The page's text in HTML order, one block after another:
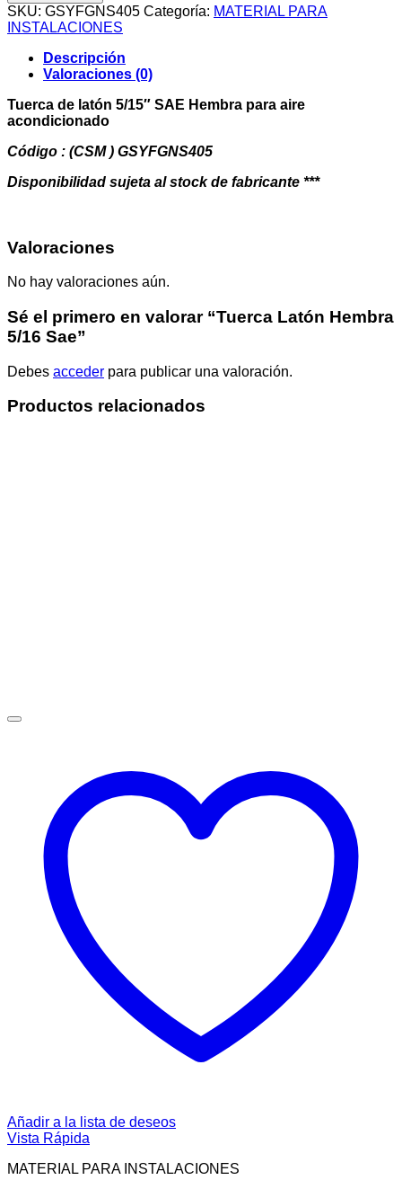
Hembra
5/16
Sae
cantidad
SKU: GSYFGNS405 Categoría: MATERIAL PARA
INSTALACIONES
Descripción
Valoraciones (0)
Tuerca de latón 5/15″ SAE Hembra para aire
acondicionado
Código : (CSM ) GSYFGNS405
Disponibilidad sujeta al stock de fabricante ***
Valoraciones
No hay valoraciones aún.
Sé el primero en valorar “Tuerca Latón Hembra
5/16 Sae”
Debes acceder para publicar una valoración.
Productos relacionados
Añadir a la lista de deseos
Vista Rápida
MATERIAL PARA INSTALACIONES